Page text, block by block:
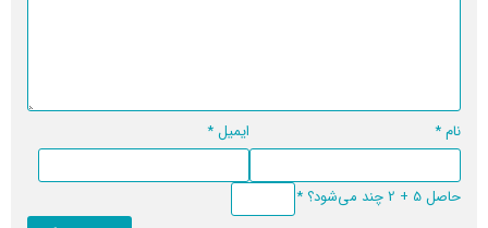
نام* ایمیل*
حاصل 5 + 2 چند می‌شود؟ *